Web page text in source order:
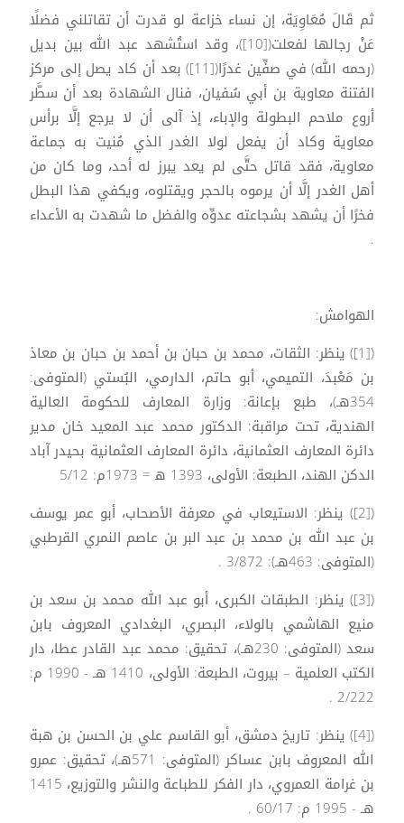
ثم قَالَ مُعَاوِيَة، إن نساء خزاعة لو قدرت أن تقاتلني فضلًا
عَنْ رجالها لفعلت([10])، وقد استُشهد عبد الله بين بديل
(رحمه الله) في صفِّين غدرًا([11]) بعد أن كاد يصل إلى مركز
الفتنة معاوية بن أبي سُفيان، فنال الشهادة بعد أن سطَّر
أروع ملاحم البطولة والإباء، إذ آلى أن لا يرجع إلَّا برأس
معاوية وكاد أن يفعل لولا الغدر الذي مُنيت به جماعة
معاوية، فقد قاتل حتَّى لم يعد يبرز له أحد، وما كان من
أهل الغدر إلَّا أن يرموه بالحجر ويقتلوه، ويكفي هذا البطل
فخرًا أن يشهد بشجاعته عدوِّه والفضل ما شهدت به الأعداء
.
الهوامش:
([1]) ينظر: الثقات، محمد بن حبان بن أحمد بن حبان بن معاذ
بن مَعْبدَ، التميمي، أبو حاتم، الدارمي، البُستي (المتوفى:
354هـ)، طبع بإعانة: وزارة المعارف للحكومة العالية
الهندية، تحت مراقبة: الدكتور محمد عبد المعيد خان مدير
دائرة المعارف العثمانية، دائرة المعارف العثمانية بحيدر آباد
الدكن الهند، الطبعة: الأولى، 1393 ه‍ = 1973م: 5/12
([2]) ينظر: الاستيعاب في معرفة الأصحاب، أبو عمر يوسف
بن عبد الله بن محمد بن عبد البر بن عاصم النمري القرطبي
(المتوفى: 463هـ): 3/872 .
([3]) ينظر: الطبقات الكبرى، أبو عبد الله محمد بن سعد بن
منيع الهاشمي بالولاء، البصري، البغدادي المعروف بابن
سعد (المتوفى: 230هـ)، تحقيق: محمد عبد القادر عطا، دار
الكتب العلمية – بيروت، الطبعة: الأولى، 1410 هـ - 1990 م:
2/222 .
([4]) ينظر: تاريخ دمشق، أبو القاسم علي بن الحسن بن هبة
الله المعروف بابن عساكر (المتوفى: 571هـ)، تحقيق: عمرو
بن غرامة العمروي، دار الفكر للطباعة والنشر والتوزيع، 1415
هـ - 1995 م: 60/17 .